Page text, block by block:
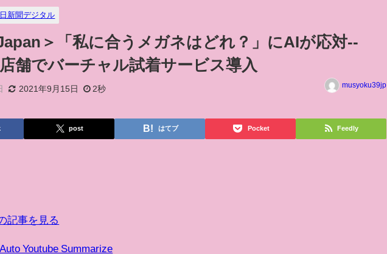
新聞デジタル
＞「私に合うメガネはどれ？」にAIが応対--
舗でバーチャル試着サービス導入
2021年9月15日 2秒 musyoku39jp
post はてブ Pocket Feedly
記事を見る
Auto Youtube Summarize